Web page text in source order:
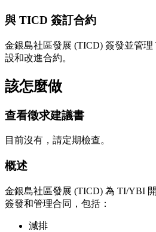
與 TICD 簽訂合約
金銀島社區發展 (TICD) 簽發並管
設和改進合約。
該怎麼做
查看徵求建議書
目前沒有，請定期檢查。
概述
金銀島社區發展 (TICD) 為 TI/YBI
簽發和管理合同，包括：
減排